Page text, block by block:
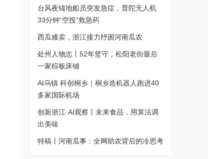
台风夜锚地船员突发急症，普陀无人机
33分钟“空投”救急药
西瓜难卖，浙江接力纾困河南瓜农
处州人物志丨52年坚守，松阳老街最后
一家棕板床铺
AI乌镇 科创桐乡｜桐乡造机器人跑进40
多家国际机场
创新浙江·AI观察丨未来食品，用算法调
出美味
特稿丨河南瓜事：全网助农背后的冷思考